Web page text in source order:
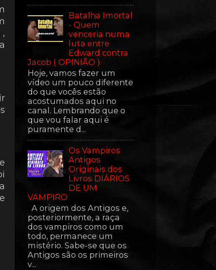
Batalha Imortal
- Quem
venceria numa
luta entre
Edward contra
Jacob ( OPINIÃO )
Hoje, vamos fazer um
vídeo um pouco diferente
do que vocês estão
acostumados aqui no
canal. Lembrando que o
que vou falar aqui é
puramente d...
Os Vampiros
Antigos
Originais dos
Livros DIÁRIOS
DE UM
VAMPIRO
A origem dos Antigos e,
posteriormente, a raça
dos vampiros como um
todo, permanece um
mistério. Sabe-se que os
Antigos são os primeiros
v...